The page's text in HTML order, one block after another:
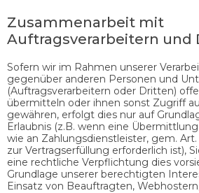
Zusammenarbeit mit
Auftragsverarbeitern und
Sofern wir im Rahmen unserer
gegenüber anderen Personen und
(Auftragsverarbeitern oder Dritten)
übermitteln oder ihnen sonst Zugriff
gewähren, erfolgt dies nur auf
Erlaubnis (z.B. wenn eine
wie an Zahlungsdienstleister, gem. Art.
zur Vertragserfüllung erforderlich ist),
eine rechtliche Verpflichtung dies
Grundlage unserer berechtigten
Einsatz von Beauftragten,